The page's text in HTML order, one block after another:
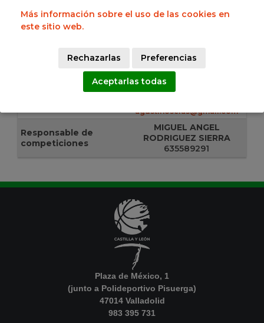
INFORMACIÓN
RODERA BAJERA, Nº 10
24121
Pobladura de Bernesga
agustinoseras@gmail.com
Responsable de
competiciones
MIGUEL ANGEL
RODRIGUEZ SIERRA
635589291
Plaza de México, 1
(junto a Polideportivo Pisuerga)
47014 Valladolid
983 395 731
Más información sobre el uso de las cookies en
este sitio web.
Rechazarlas Preferencias
Aceptarlas todas